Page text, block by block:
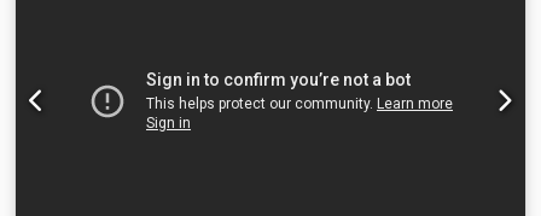
yaşı gereği görünüm, teknik ve aşınma açısından
durumundadır; ikinci el makineler herhangi bir garanti
olmaksızın satılır.